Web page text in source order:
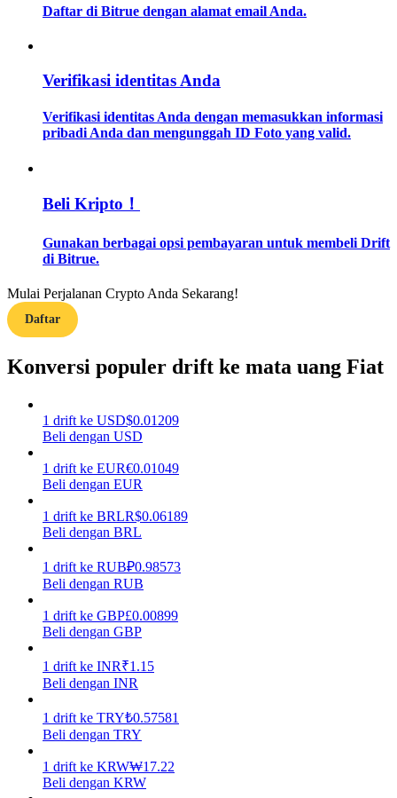
Panduan Pemula Berjangka
Strategi perdagangan
Menghasilkan
Babi Kekuatan
Daftar di Bitrue dengan alamat email Anda.
Verifikasi identitas Anda
Verifikasi identitas Anda dengan memasukkan informasi
pribadi Anda dan mengunggah ID Foto yang valid.
Beli Kripto！
Gunakan berbagai opsi pembayaran untuk membeli Drift
di Bitrue.
Mulai Perjalanan Crypto Anda Sekarang!
Daftar
Konversi populer drift ke mata uang Fiat
1 drift ke USD$0.01209
Beli dengan USD
1 drift ke EUR€0.01049
Beli dengan EUR
1 drift ke BRLR$0.06189
Beli dengan BRL
1 drift ke RUB₽0.98573
Beli dengan RUB
1 drift ke GBP£0.00899
Beli dengan GBP
1 drift ke INR₹1.15
Beli dengan INR
1 drift ke TRY₺0.57581
Beli dengan TRY
1 drift ke KRW₩17.22
Beli dengan KRW